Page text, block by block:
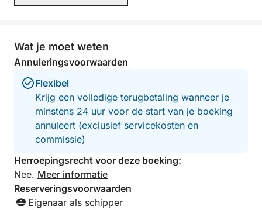
Neem gerust contact met me op als je vragen hebt
voordat je boekt.
Ik spreek Engels, Spaans en Frans.
Wat je moet weten
Annuleringsvoorwaarden
Flexibel
Krijg een volledige terugbetaling wanneer je
minstens 24 uur voor de start van je boeking
annuleert (exclusief servicekosten en
commissie)
Herroepingsrecht voor deze boeking:
Nee. Meer informatie
Reserveringsvoorwaarden
Eigenaar als schipper